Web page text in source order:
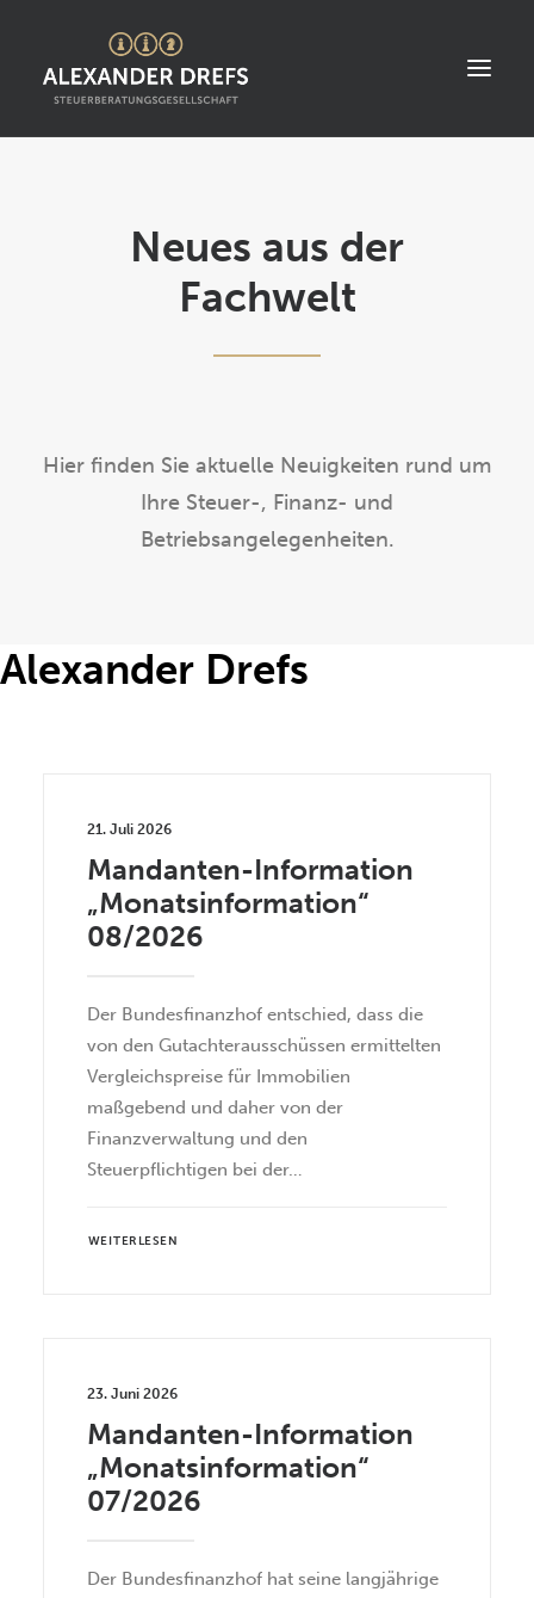
SUCHEN
Neues aus der
Fachwelt
Hier finden Sie aktuelle Neuigkeiten rund um
Ihre Steuer-, Finanz- und
Betriebsangelegenheiten.
Alexander Drefs
21. Juli 2026
Mandanten-Information
„Monatsinformation“
08/2026
Der Bundesfinanzhof entschied, dass die
von den Gutachterausschüssen ermittelten
Vergleichspreise für Immobilien
maßgebend und daher von der
Finanzverwaltung und den
Steuerpflichtigen bei der…
WEITERLESEN
23. Juni 2026
Mandanten-Information
„Monatsinformation“
07/2026
Der Bundesfinanzhof hat seine langjährige